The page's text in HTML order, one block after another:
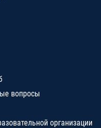
вопросы
организации